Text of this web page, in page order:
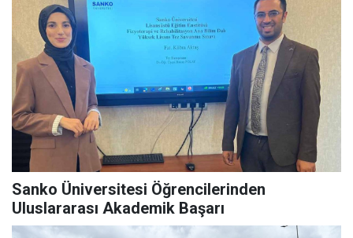
Sanko Üniversitesi Öğrencilerinden
Uluslararası Akademik Başarı